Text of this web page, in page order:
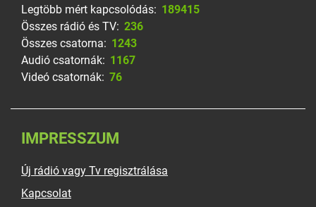
Legtöbb mért kapcsolódás: 189415
Összes rádió és TV: 236
Összes csatorna: 1243
Audió csatornák: 1167
Videó csatornák: 76
IMPRESSZUM
Új rádió vagy Tv regisztrálása
Kapcsolat